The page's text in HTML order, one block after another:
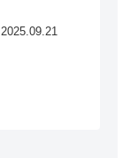
2025.09.21